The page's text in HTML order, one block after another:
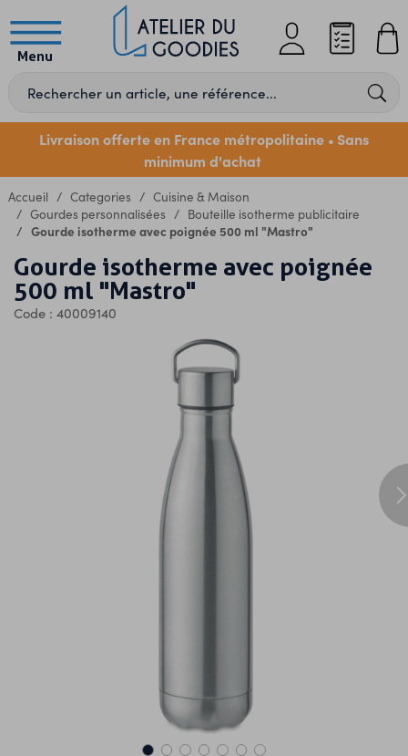
Menu
Livraison offerte en France métropolitaine • Sans
minimum d'achat
Accueil Categories
Cuisine & Maison
Gourdes personnalisées
Bouteille isotherme publicitaire
Gourde isotherme avec poignée 500 ml "Mastro"
Gourde isotherme avec poignée
500 ml "Mastro"
Code : 40009140